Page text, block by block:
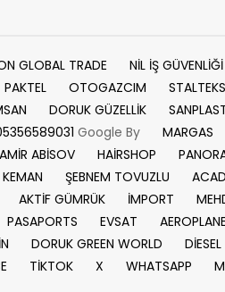
GLOBAL TRADE NİL İŞ GÜVENLİĞİ
PAKTEL OTOGAZCIM STALTEKS
DORUK GÜZELLİK
Google By MARGAS
ABİSOV HAİRSHOP
ŞEBNEM TOVUZLU
AKTİF GÜMRÜK İMPORT
PASAPORTS EVSAT AEROPLANE
DORUK GREEN WORLD DİESEL
TİKTOK X WHATSAPP